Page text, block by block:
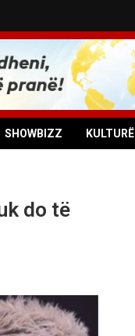
SHOWBIZZ KULTURË
do të